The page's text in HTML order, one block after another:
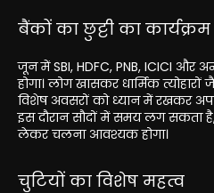
बैंकों का छुट्टी का कार्यक्रम
जून में SBI, HDFC, PNB, ICICI और
होगा। लोग खासकर धार्मिक
विशेष अवसरों को ध्यान में रखकर
इस दौरान सौदों में समय लग सकता
लेकर चलना आवश्यक होगा।
चुटियों का विशेष महत्व